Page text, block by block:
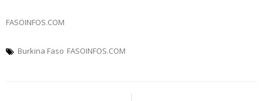
FASOINFOS.COM
Burkina Faso FASOINFOS.COM